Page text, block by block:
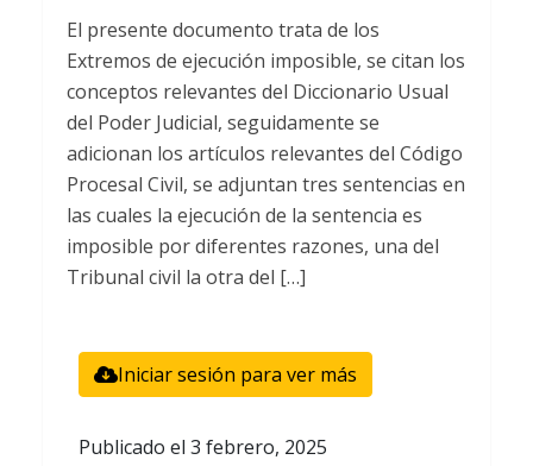
El presente documento trata de los
Extremos de ejecución imposible, se citan los
conceptos relevantes del Diccionario Usual
del Poder Judicial, seguidamente se
adicionan los artículos relevantes del Código
Procesal Civil, se adjuntan tres sentencias en
las cuales la ejecución de la sentencia es
imposible por diferentes razones, una del
Tribunal civil la otra del […]
Iniciar sesión para ver más
Publicado el 3 febrero, 2025